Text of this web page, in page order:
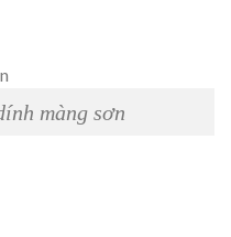
màng sơn